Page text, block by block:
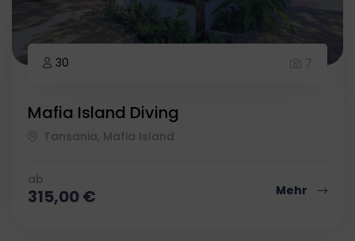
30 7
Mafia Island Diving
Tansania, Mafia Island
ab
315,00€ Mehr